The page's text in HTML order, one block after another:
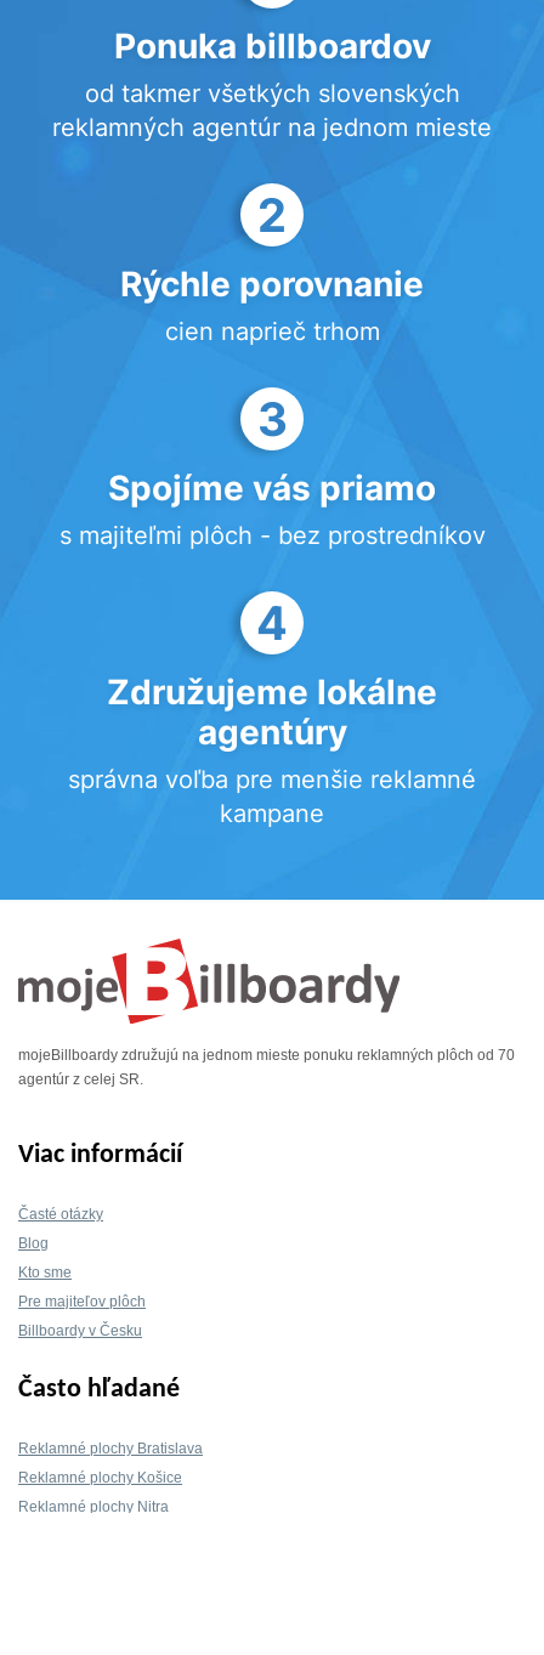
Ponuka billboardov
od takmer všetkých slovenských
reklamných agentúr na jednom mieste
2
Rýchle porovnanie
cien naprieč trhom
3
Spojíme vás priamo
s majiteľmi plôch - bez prostredníkov
4
Združujeme lokálne
agentúry
správna voľba pre menšie reklamné
kampane
mojeBillboardy združujú na jednom mieste ponuku reklamných plôch od 70
agentúr z celej SR.
Viac informácií
Časté otázky
Blog
Kto sme
Pre majiteľov plôch
Billboardy v Česku
Často hľadané
Reklamné plochy Bratislava
Reklamné plochy Košice
Reklamné plochy Nitra